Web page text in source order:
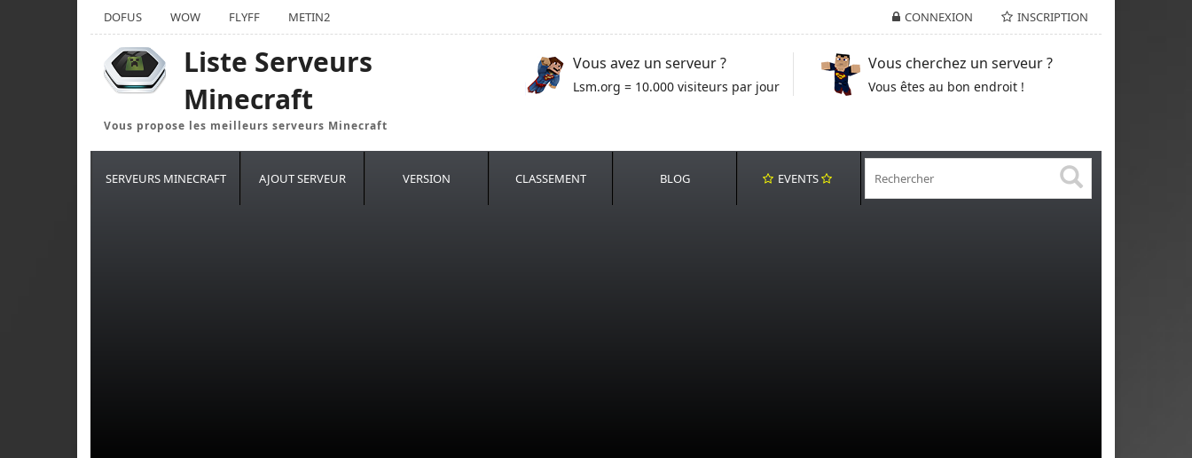
CONNEXION INSCRIPTION
DOFUS WOW FLYFF METIN2
Liste Serveurs
Minecraft
Vous propose les meilleurs serveurs Minecraft
Vous avez un serveur ?
Lsm.org = 10.000 visiteurs par jour
Vous cherchez un serveur ?
Vous êtes au bon endroit !
SERVEURS MINECRAFT AJOUT SERVEUR VERSION CLASSEMENT BLOG EVENTS